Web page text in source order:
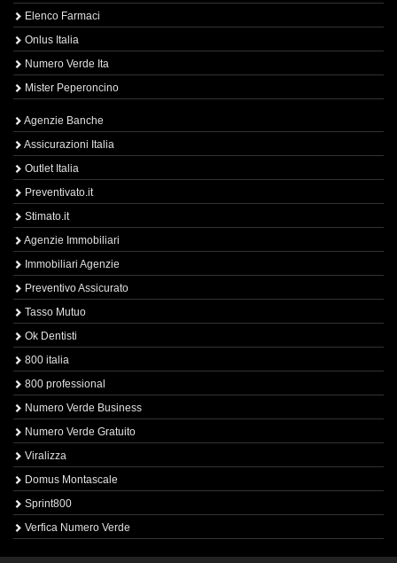
Elenco Farmaci
Onlus Italia
Numero Verde Ita
Mister Peperoncino
Agenzie Banche
Assicurazioni Italia
Outlet Italia
Preventivato.it
Stimato.it
Agenzie Immobiliari
Immobiliari Agenzie
Preventivo Assicurato
Tasso Mutuo
Ok Dentisti
800 italia
800 professional
Numero Verde Business
Numero Verde Gratuito
Viralizza
Domus Montascale
Sprint800
Verfica Numero Verde